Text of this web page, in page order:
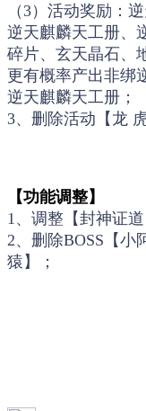
（3）活动奖励：
逆天麒麟天工册、
碎片、玄天晶石、
更有概率产出非绑
逆天麒麟天工册；
3、删除活动【龙
【功能调整】
1、调整【封神证
2、删除BOSS【小
猿】；